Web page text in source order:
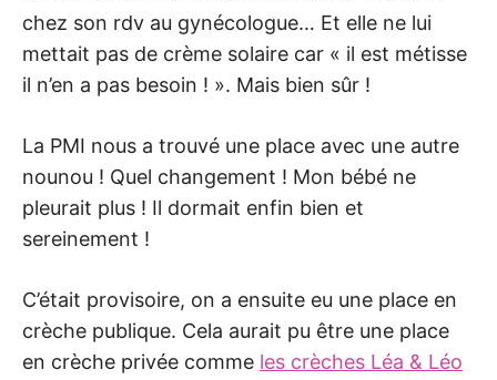
chez son rdv au gynécologue… Et elle ne lui
mettait pas de crème solaire car « il est métisse
il n’en a pas besoin ! ». Mais bien sûr !
La PMI nous a trouvé une place avec une autre
nounou ! Quel changement ! Mon bébé ne
pleurait plus ! Il dormait enfin bien et
sereinement !
C’était provisoire, on a ensuite eu une place en
crèche publique. Cela aurait pu être une place
en crèche privée comme les crèches Léa & Léo